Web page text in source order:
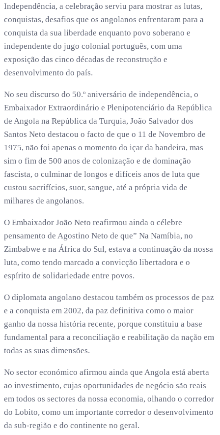
Independência, a celebração serviu para mostrar as lutas,
conquistas, desafios que os angolanos enfrentaram para a
conquista da sua liberdade enquanto povo soberano e
independente do jugo colonial português, com uma
exposição das cinco décadas de reconstrução e
desenvolvimento do país.
No seu discurso do 50.º aniversário de independência, o
Embaixador Extraordinário e Plenipotenciário da República
de Angola na República da Turquia, João Salvador dos
Santos Neto destacou o facto de que o 11 de Novembro de
1975, não foi apenas o momento do içar da bandeira, mas
sim o fim de 500 anos de colonização e de dominação
fascista, o culminar de longos e difíceis anos de luta que
custou sacrifícios, suor, sangue, até a própria vida de
milhares de angolanos.
O Embaixador João Neto reafirmou ainda o célebre
pensamento de Agostino Neto de que” Na Namíbia, no
Zimbabwe e na África do Sul, estava a continuação da nossa
luta, como tendo marcado a convicção libertadora e o
espírito de solidariedade entre povos.
O diplomata angolano destacou também os processos de paz
e a conquista em 2002, da paz definitiva como o maior
ganho da nossa história recente, porque constituiu a base
fundamental para a reconciliação e reabilitação da nação em
todas as suas dimensões.
No sector económico afirmou ainda que Angola está aberta
ao investimento, cujas oportunidades de negócio são reais
em todos os sectores da nossa economia, olhando o corredor
do Lobito, como um importante corredor o desenvolvimento
da sub-região e do continente no geral.